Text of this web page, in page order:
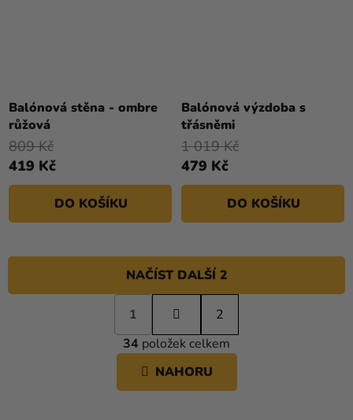
Balónová stěna - ombre
růžová
419 Kč
809 Kč
DO KOŠÍKU
Balónová výzdoba s
třásněmi
479 Kč
1 019 Kč
DO KOŠÍKU
O
V
L
Á
NAČÍST DALŠÍ 2
S
t
r
á
k
o
1
2
34 položek celkem
NAHORU